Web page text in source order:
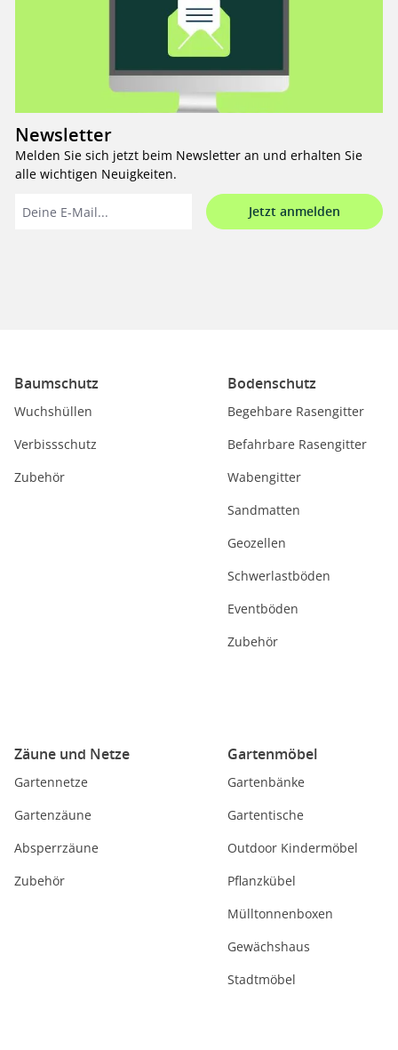
Newsletter
Melden Sie sich jetzt beim Newsletter an und erhalten Sie
alle wichtigen Neuigkeiten.
Jetzt anmelden
Baumschutz
Wuchshüllen
Verbissschutz
Zubehör
Bodenschutz
Begehbare Rasengitter
Befahrbare Rasengitter
Wabengitter
Sandmatten
Geozellen
Schwerlastböden
Eventböden
Zubehör
Zäune und Netze
Gartennetze
Gartenzäune
Absperrzäune
Zubehör
Gartenmöbel
Gartenbänke
Gartentische
Outdoor Kindermöbel
Pflanzkübel
Mülltonnenboxen
Gewächshaus
Stadtmöbel